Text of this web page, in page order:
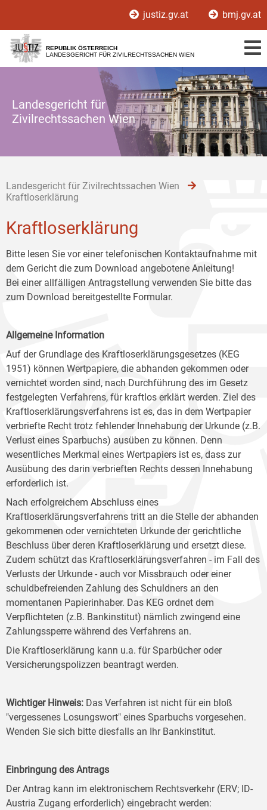
[1]
[2]
[3]
justiz.gv.at bmj.gv.at
REPUBLIK ÖSTERREICH
LANDESGERICHT FÜR ZIVILRECHTSSACHEN WIEN
Landesgericht für
Zivilrechtssachen Wien
Landesgericht für Zivilrechtssachen Wien
Kraftloserklärung
Kraftloserklärung
Bitte lesen Sie vor einer telefonischen Kontaktaufnahme mit
dem Gericht die zum Download angebotene Anleitung!
Bei einer allfälligen Antragstellung verwenden Sie bitte das
zum Download bereitgestellte Formular.
Allgemeine Information
Auf der Grundlage des Kraftloserklärungsgesetzes (KEG
1951) können Wertpapiere, die abhanden gekommen oder
vernichtet worden sind, nach Durchführung des im Gesetz
festgelegten Verfahrens, für kraftlos erklärt werden. Ziel des
Kraftloserklärungsverfahrens ist es, das in dem Wertpapier
verbriefte Recht trotz fehlender Innehabung der Urkunde (z.B.
Verlust eines Sparbuchs) ausüben zu können. Denn
wesentliches Merkmal eines Wertpapiers ist es, dass zur
Ausübung des darin verbrieften Rechts dessen Innehabung
erforderlich ist.
Nach erfolgreichem Abschluss eines
Kraftloserklärungsverfahrens tritt an die Stelle der abhanden
gekommenen oder vernichteten Urkunde der gerichtliche
Beschluss über deren Kraftloserklärung und ersetzt diese.
Zudem schützt das Kraftloserklärungsverfahren - im Fall des
Verlusts der Urkunde - auch vor Missbrauch oder einer
schuldbefreienden Zahlung des Schuldners an den
momentanen Papierinhaber. Das KEG ordnet dem
Verpflichteten (z.B. Bankinstitut) nämlich zwingend eine
Zahlungssperre während des Verfahrens an.
Die Kraftloserklärung kann u.a. für Sparbücher oder
Versicherungspolizzen beantragt werden.
Wichtiger Hinweis: Das Verfahren ist nicht für ein bloß
"vergessenes Losungswort" eines Sparbuchs vorgesehen.
Wenden Sie sich bitte diesfalls an Ihr Bankinstitut.
Einbringung des Antrags
Der Antrag kann im elektronischem Rechtsverkehr (ERV; ID-
Austria Zugang erforderlich) eingebracht werden: